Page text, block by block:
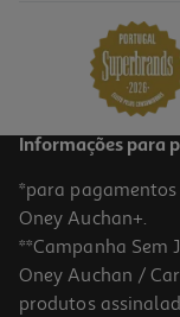
Informações para
*para
Oney Auchan+.
**Campanha Sem
Oney Auchan /
produtos